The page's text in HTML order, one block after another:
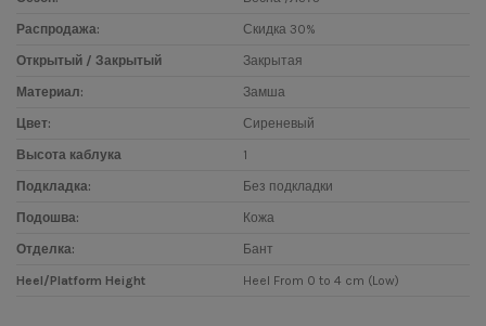
Распродажа: Скидка 30%
Открытый / Закрытый Закрытая
Материал: Замша
Цвет: Сиреневый
Высота каблука 1
Подкладка: Без подкладки
Подошва: Кожа
Отделка: Бант
Heel/Platform Height Heel From 0 to 4 cm (Low)